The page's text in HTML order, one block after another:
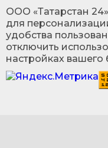
ООО «Татарстан
для
удобства
отключить
настройках вашего